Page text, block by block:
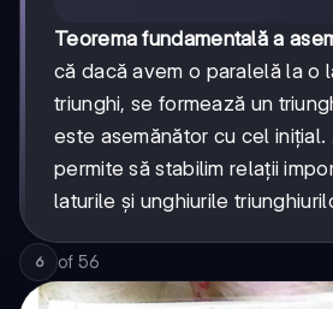
Teorema fundamentală a
că dacă avem o paralelă la o
triunghi, se formează un
este asemănător cu cel inițial.
permite să stabilim relații
laturile și unghiurile
6 of 56